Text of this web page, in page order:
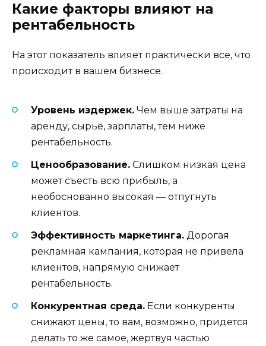
Какие факторы влияют на
рентабельность
На этот показатель влияет практически все, что
происходит в вашем бизнесе.
Уровень издержек. Чем выше затраты на
аренду, сырье, зарплаты, тем ниже
рентабельность.
Ценообразование. Слишком низкая цена
может съесть всю прибыль, а
необоснованно высокая — отпугнуть
клиентов.
Эффективность маркетинга. Дорогая
рекламная кампания, которая не привела
клиентов, напрямую снижает
рентабельность.
Конкурентная среда. Если конкуренты
снижают цены, то вам, возможно, придется
делать то же самое, жертвуя частью